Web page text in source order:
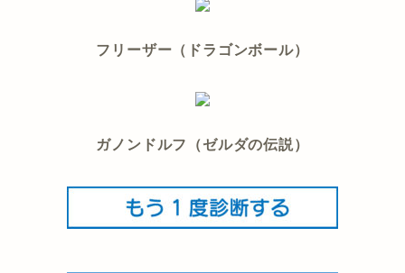
フリーザー（ドラゴンボール）
ガノンドルフ（ゼルダの伝説）